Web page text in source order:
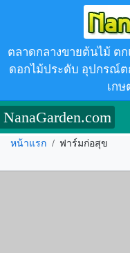
ตลาดกลางขายต้นไม้ ต
ดอกไม้ประดับ อุปกรณ์ต
เกษ
NanaGarden.com
หน้าแรก / ฟาร์มก่อสุข